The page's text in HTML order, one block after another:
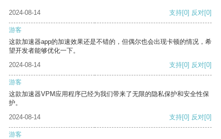
2024-08-14 支持[0] 反对[0]
游客
这款加速器app的加速效果还是不错的，但偶尔也会出现卡顿的情况，希
望开发者能够优化一下。
2024-08-14
支持[0] 反对[0]
游客
这款加速器VPM应用程序已经为我们带来了无限的隐私保护和安全性保
护。
2024-08-14
支持[0] 反对[0]
游客